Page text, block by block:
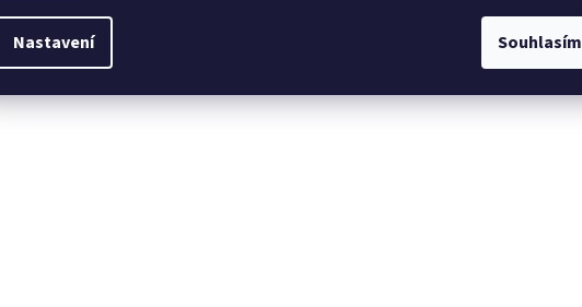
Nastavení Souhlasím
ý
p